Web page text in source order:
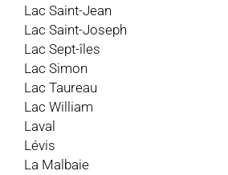
Lac Saint-Jean
Lac Saint-Joseph
Lac Sept-îles
Lac Simon
Lac Taureau
Lac William
Laval
Lévis
La Malbaie